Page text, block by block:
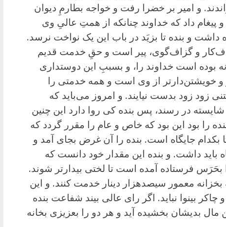
و امیر بر خضرا رفت و خواجه بطارمِ دیوان
پیغام داد که خداوند چنانکه از همتِ عالیِ وی
و بنده تا بزیَد در باب این یک نواخت نرسد.
و گزاف‌گوی، پیر است و حقِ خدمت قدیم
بوده است خداوند را، و بسببِ این دوستداری
خویشتن‌دارتر از وی است و همه خدمتی را
زود زود بدست نیایند. و امروز می‌باید که
شایسته در رسند، پس بنده کی روا دارد این چنین
را بود این بود که خاص و عام را مقرر گردد که
بکدام جایگاه است. بنده را آن غرض بجای آمد و
باید داشت. و بنده این مقدار خود دانست که
بحَرَس فرستاده آمده است تا لختی بیدارتر شوند.
معمور سیصدهزار دینار خدمت کنند. و این
چاکر بینوا نباید. اگر رای عالی بیند شفاعت بنده
مال بدیشان بخشیده آید و هر دو را بعزیزی بخانه